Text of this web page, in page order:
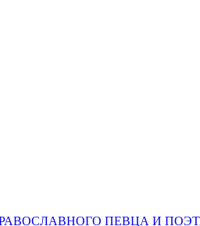
ПЕВЦА И